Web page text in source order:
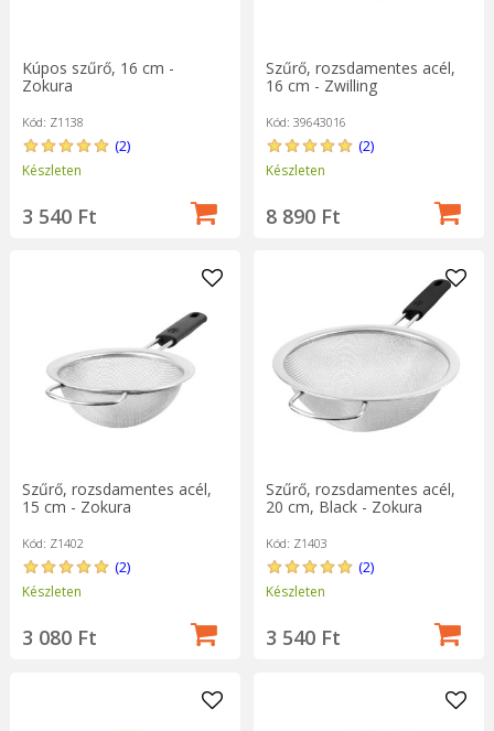
Kúpos szűrő, 16 cm -
Zokura
Kód: Z1138
(2)
Készleten
3 540 Ft
Szűrő, rozsdamentes acél,
16 cm - Zwilling
Kód: 39643016
(2)
Készleten
8 890 Ft
Szűrő, rozsdamentes acél,
15 cm - Zokura
Kód: Z1402
(2)
Készleten
3 080 Ft
Szűrő, rozsdamentes acél,
20 cm, Black - Zokura
Kód: Z1403
(2)
Készleten
3 540 Ft